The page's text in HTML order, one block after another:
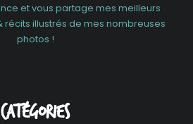
et vous partage mes meilleurs
récits illustrés de mes nombreuses
photos !
Catégories